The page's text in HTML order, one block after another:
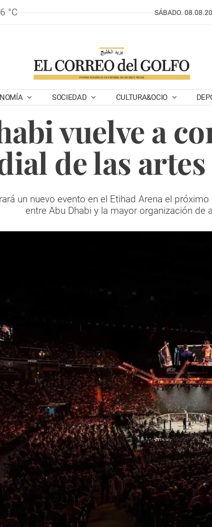
°C SÁBADO.
SOCIEDAD CULTURA&OCIO
vuelve a
de las
un nuevo evento en el Etihad Arena el
entre Abu Dhabi y la mayor organización